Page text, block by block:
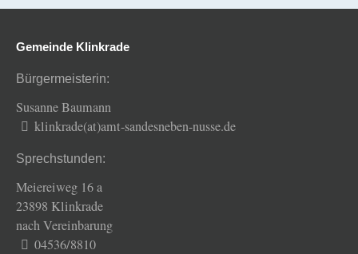
Gemeinde Klinkrade
Bürgermeisterin:
Susanne Baumann
klinkrade(at)amt-sandesneben-nusse.de
Sprechstunden:
Meiereiweg 16 a
23898 Klinkrade
nach Vereinbarung
04536/8810